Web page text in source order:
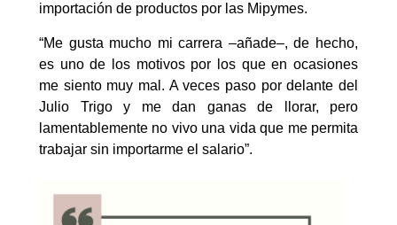
importación de productos por las Mipymes.
“Me gusta mucho mi carrera –añade–, de hecho,
es uno de los motivos por los que en ocasiones
me siento muy mal. A veces paso por delante del
Julio Trigo y me dan ganas de llorar, pero
lamentablemente no vivo una vida que me permita
trabajar sin importarme el salario”.